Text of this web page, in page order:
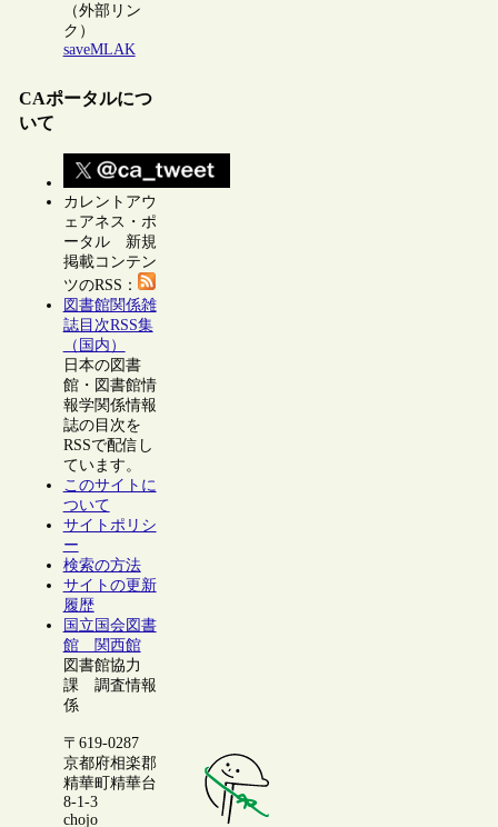
（外部リン
ク）
saveMLAK
CAポータルにつ
いて
カレントアウ
ェアネス・ポ
ータル 新規
掲載コンテン
ツのRSS：
図書館関係雑
誌目次RSS集
（国内）
日本の図書
館・図書館情
報学関係情報
誌の目次を
RSSで配信し
ています。
このサイトに
ついて
サイトポリシ
ー
検索の方法
サイトの更新
履歴
国立国会図書
館 関西館
図書館協力
課 調査情報
係
〒619-0287
京都府相楽郡
精華町精華台
8-1-3
chojo